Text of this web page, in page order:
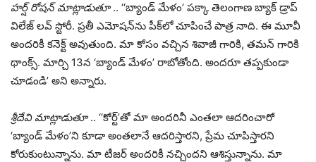
హర్ష్ రోషన్ మాట్లాడుతూ.. ‘‘బ్యాండ్ మేళం’ పక్కా తెలంగాణ బ్యాక్ డ్రాప్
విలేజ్ లవ్ స్టోరీ. ప్రతీ ఎమోషన్‌ను పీక్‌లో చూపించే పాత్ర నాది. ఈ మూవీ
అందరికీ కనెక్ట్ అవుతుంది. మా కోసం వచ్చిన శివాజీ గారికి, తమన్ గారికి
థాంక్స్. మార్చి 13న ‘బ్యాండ్ మేళం’ రాబోతోంది. అందరూ తప్పకుండా
చూడండి’ అని అన్నారు.
శ్రీదేవి మాట్లాడుతూ.. ‘‘కోర్ట్’తో మా అందరినీ ఎంతలా ఆదరించారో
‘బ్యాండ్ మేళం’ని కూడా అంతలానే ఆదరిస్తారని, ప్రేమ చూపిస్తారని
కోరుకుంటున్నాను. మా టీజర్ అందరికీ నచ్చిందని ఆశిస్తున్నాను. మా